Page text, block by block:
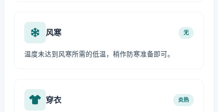
风寒 无
温度未达到风寒所需的低温，稍作防寒准备即可。
穿衣 炎热